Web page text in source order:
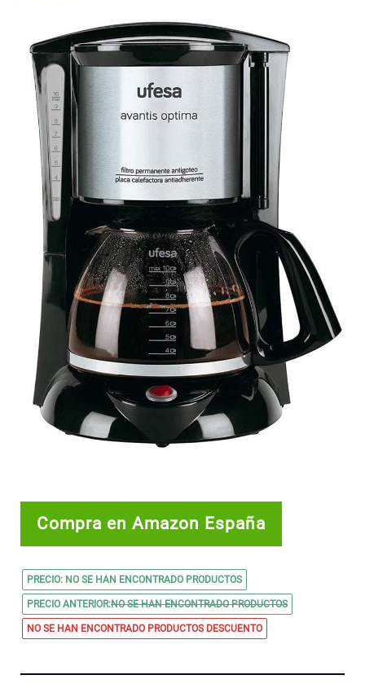
Compra en Amazon España
PRECIO: NO SE HAN ENCONTRADO PRODUCTOS
PRECIO ANTERIOR:NO SE HAN ENCONTRADO PRODUCTOS
NO SE HAN ENCONTRADO PRODUCTOSDESCUENTO